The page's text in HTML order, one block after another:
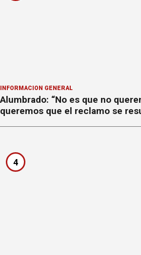
INFORMACION GENERAL
Alumbrado: “No es que no
queremos que el reclamo se
4